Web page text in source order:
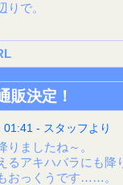
りで。
販決定！
- スタッフより
りましたね～。
るアキハバラにも降
おっくうです……。